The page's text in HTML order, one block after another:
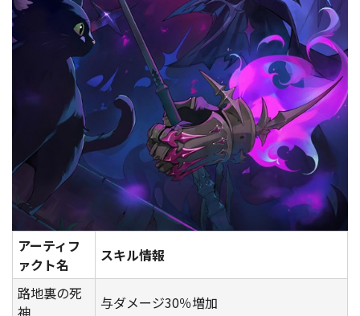
アーティフ
ァクト名
スキル情報
路地裏の死
神
与ダメージ30％増加